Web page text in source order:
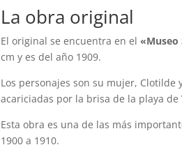
La obra original
El original se encuentra en el «Museo
cm y es del año 1909.
Los personajes son su mujer,
acariciadas por la brisa de la playa de
Esta obra es una de las más
1900 a 1910.